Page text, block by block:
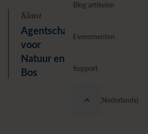
Blog artikelen
Evenementen
Support
België (Nederlands)
Klant
Agentschap
voor
Natuur en
Bos
Management